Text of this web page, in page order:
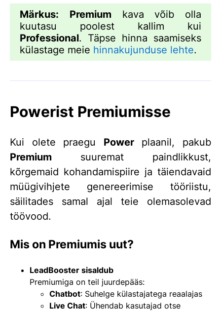
Märkus: Premium kava võib olla
kuutasu poolest kallim kui
Professional. Täpse hinna saamiseks
külastage meie hinnakujunduse lehte.
Powerist Premiumisse
Kui olete praegu Powerplaanil, pakub
Premium suuremat paindlikkust,
kõrgemaid kohandamispiire ja täiendavaid
müügivihjete genereerimise tööriistu,
säilitades samal ajal teie olemasolevad
töövood.
Mis on Premiumis uut?
LeadBooster sisaldub
Premiumiga on teil juurdepääs:
Chatbot: Suhelge külastajatega reaalajas
Live Chat: Ühendab kasutajad otse